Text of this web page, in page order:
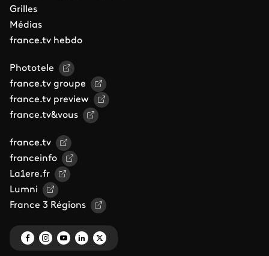
Grilles
Médias
france.tv hebdo
Phototele
france.tv groupe
france.tv preview
france.tv&vous
france.tv
franceinfo
La1ere.fr
Lumni
France 3 Régions